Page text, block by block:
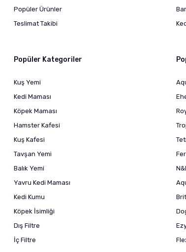
Popüler Ürünler
Teslimat Takibi
Popüler Kategoriler
Kuş Yemi
Kedi Maması
Köpek Maması
Hamster Kafesi
Kuş Kafesi
Tavşan Yemi
Balık Yemi
Yavru Kedi Maması
Kedi Kumu
Köpek İsimliği
Dış Filtre
İç Filtre